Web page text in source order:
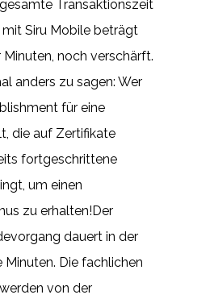
Transaktionszeit
Siru Mobile beträgt
noch verschärft.
anders zu sagen: Wer
für eine
die auf Zertifikate
fortgeschrittene
um einen
zu erhalten!Der
dauert in der
Minuten. Die fachlichen
von der